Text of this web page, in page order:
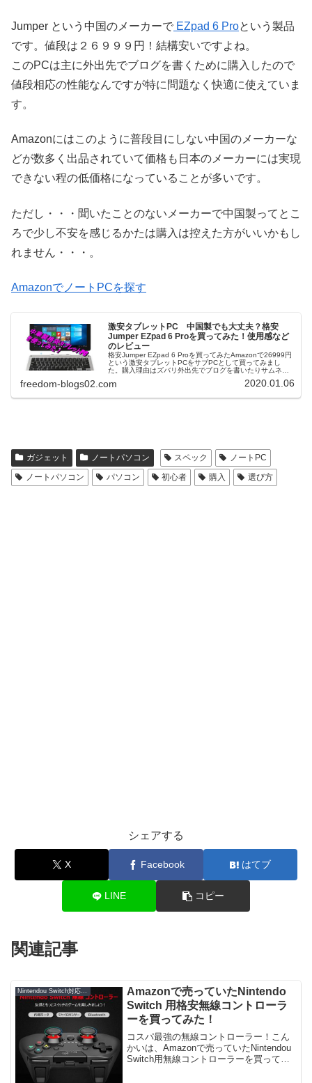
Jumper という中国のメーカーで EZpad 6 Proという製品
です。値段は２６９９９円！結構安いですよね。
このPCは主に外出先でブログを書くために購入したので
値段相応の性能なんですが特に問題なく快適に使えていま
す。
Amazonにはこのように普段目にしない中国のメーカーな
どが数多く出品されていて価格も日本のメーカーには実現
できない程の低価格になっていることが多いです。
ただし・・・聞いたことのないメーカーで中国製ってとこ
ろで少し不安を感じるかたは購入は控えた方がいいかもし
れません・・・。
AmazonでノートPCを探す
激安タブレットPC 中国製でも大丈夫？格安
Jumper EZpad 6 Proを買ってみた！使用感など
のレビュー
格安Jumper EZpad 6 Proを買ってみたAmazonで26999円
という激安タブレットPCをサブPCとして買ってみまし
た。購入理由はズバリ外出先でブログを書いたりサムネを
しか...
freedom-blogs02.com 2020.01.06
ガジェット ノートパソコン スペック
ノートPC
ノートパソコン
パソコン 初心者 購入 選び方
シェアする
X Facebook はてブ
LINE コピー
関連記事
Nintendou Switch対応格安無線コントローラー
Amazonで売っていたNintendo
Switch 用格安無線コントローラ
ーを買ってみた！
コスパ最強の無線コントローラー！こん
かいは、Amazonで売っていたNintendou
Switch用無線コントローラーを買ってみ